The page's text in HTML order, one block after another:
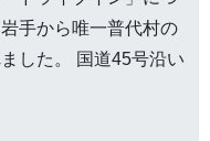
手から唯一普代村の
した。 国道45号沿い